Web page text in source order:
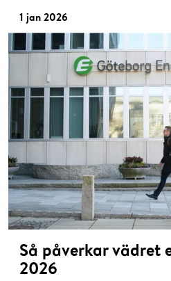
1 jan 2026
Så påverkar vädret
2026